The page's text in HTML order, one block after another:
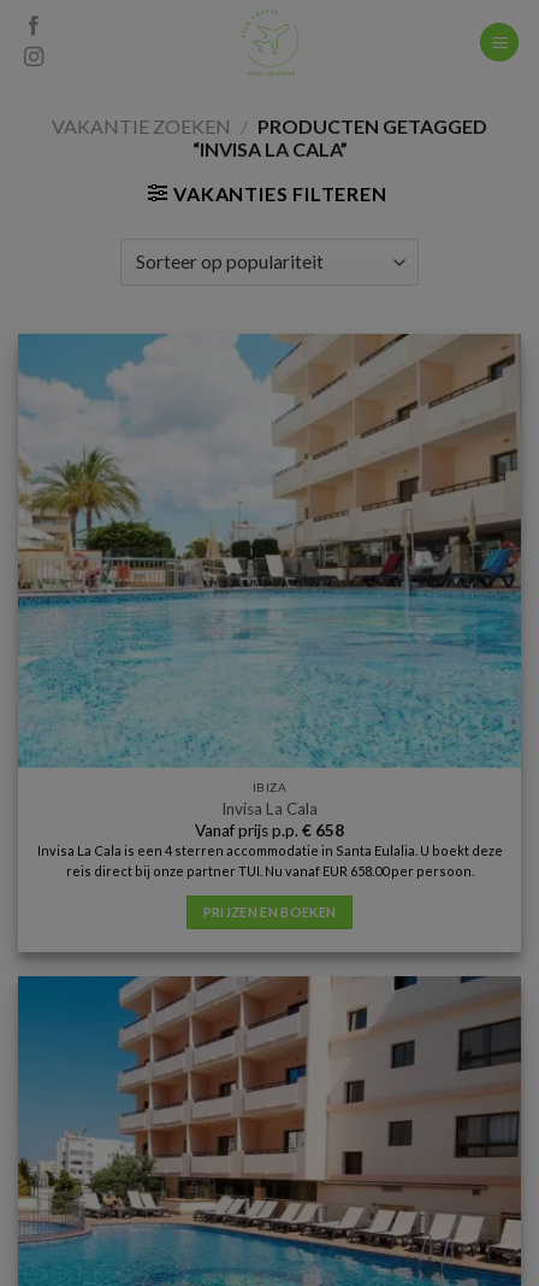
Skip
content
VAKANTIE ZOEKEN / PRODUCTEN GETAGGED
“INVISA LA CALA”
VAKANTIES FILTEREN
IBIZA
Invisa La Cala
Vanaf prijs p.p. € 658
Invisa La Cala is een 4 sterren accommodatie in Santa Eulalia. U boekt deze
reis direct bij onze partner TUI. Nu vanaf EUR 658.00 per persoon.
PRIJZEN EN BOEKEN